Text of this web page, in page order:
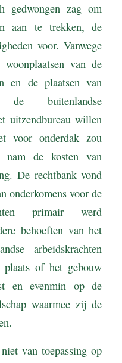
gedwongen zag om
aan te trekken, de
voor. Vanwege
van de
en de plaatsen van
de buitenlandse
uitzendbureau willen
voor onderdak zou
nam de kosten van
De rechtbank vond
onderkomens voor de
primair werd
behoeften van het
arbeidskrachten
plaats of het gebouw
en evenmin op de
waarmee zij de
van toepassing op